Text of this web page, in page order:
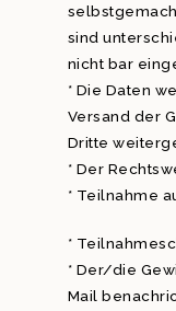
sind
nicht bar
* Die Daten
Versand der
Dritte
* Der
* Teilnahme
*
* Der/die
Mail